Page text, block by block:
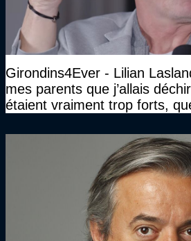
Girondins4Ever - Lilian
mes parents que j’allais
étaient vraiment trop forts,